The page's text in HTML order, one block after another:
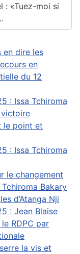
: «Tuez-moi si
en dire les
en
du 12
: Issa Tchiroma
victoire
le point et
: Issa Tchiroma
le changement
Bakary
d’Atanga Nji
: Jean Blaise
RDPC par
la vis et